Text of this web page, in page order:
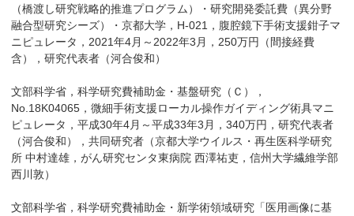
（橋渡し研究戦略的推進プログラム）・研究開発委託費（異分野
融合型研究シーズ）・京都大学，H-021，腹腔鏡下手術支援鉗子マ
ニピュレータ，2021年4月～2022年3月，250万円（間接経費
含），研究代表者（河合俊和）
文部科学省，科学研究費補助金・基盤研究（Ｃ），
No.18K04065，微細手術支援ローカル操作ガイディング術具マニ
ピュレータ，平成30年4月～平成33年3月，340万円，研究代表者
（河合俊和），共同研究者（京都大学ウイルス・再生医科学研究
所 中村達雄，がん研究センタ東病院 西澤祐吏，信州大学繊維学部
西川敦）
文部科学省，科学研究費補助金・新学術領域研究「医用画像に基